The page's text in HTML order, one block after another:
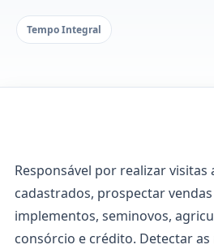
Tempo Integral
Responsável por realizar visitas
cadastrados, prospectar
implementos, seminovos,
consórcio e crédito. Detectar as